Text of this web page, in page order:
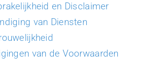
en Disclaimer
van Diensten
van de Voorwaarden